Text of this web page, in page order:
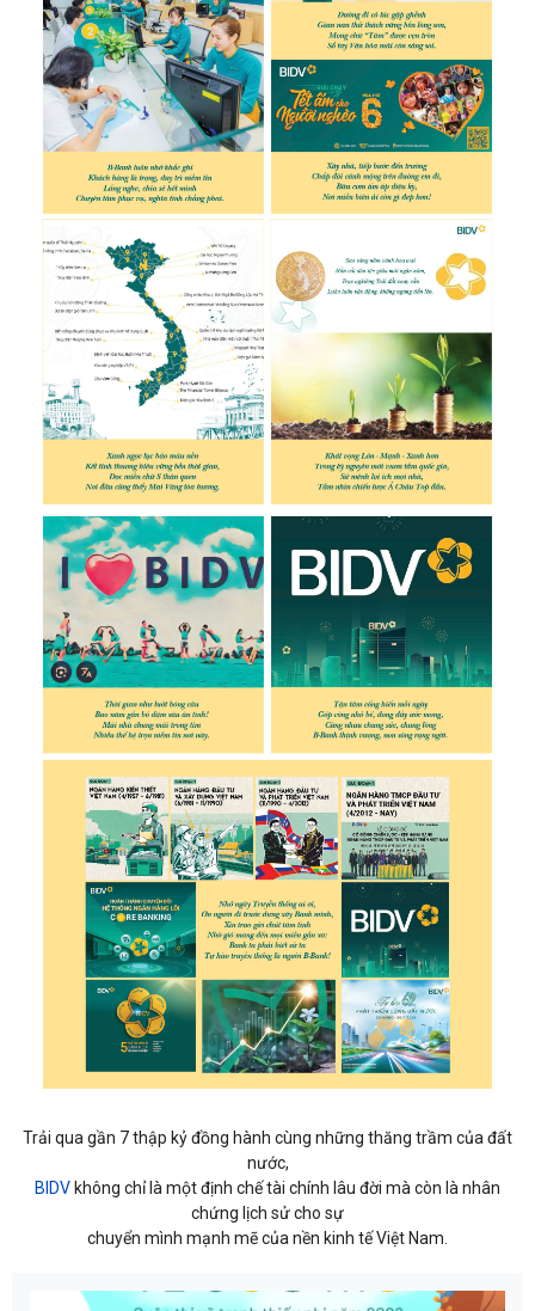
Trải qua gần 7 thập kỷ đồng hành cùng những thăng trầm của đất
nước,
BIDV không chỉ là một định chế tài chính lâu đời mà còn là nhân
chứng lịch sử cho sự
chuyển mình mạnh mẽ của nền kinh tế Việt Nam.